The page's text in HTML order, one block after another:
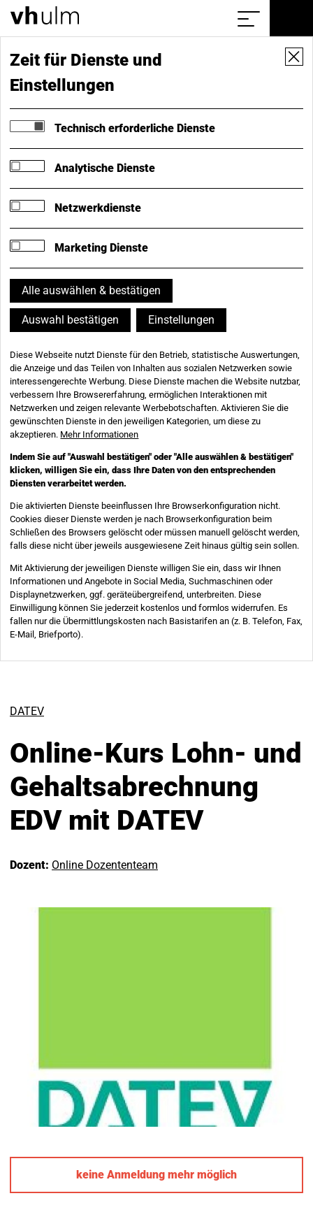
Menü
einblenden/
DATEV
Online-Kurs Lohn- und
Gehaltsabrechnung
EDV mit DATEV
Dozent: Online Dozententeam
keine Anmeldung mehr möglich